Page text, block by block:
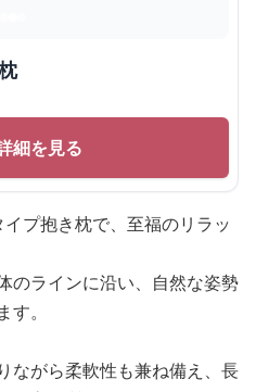
細を見る
プ抱き枕で、至福のリラッ
のラインに沿い、自然な姿勢
。
ながら柔軟性も兼ね備え、長